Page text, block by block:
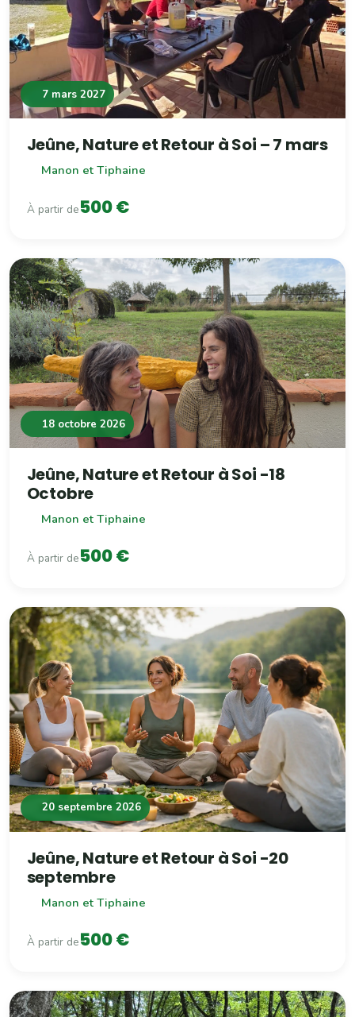
7 mars 2027
Jeûne, Nature et Retour à Soi – 7 mars
Manon et Tiphaine
À partir de500 €
18 octobre 2026
Jeûne, Nature et Retour à Soi -18
Octobre
Manon et Tiphaine
À partir de500 €
20 septembre 2026
Jeûne, Nature et Retour à Soi -20
septembre
Manon et Tiphaine
À partir de500 €